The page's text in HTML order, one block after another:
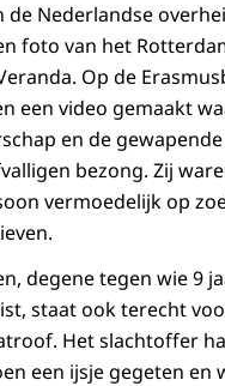
de Nederlandse
foto van het
Op de
een video gemaakt
en de
bezong. Zij
vermoedelijk op
degene tegen wie 9
staat ook terecht
Het slachtoffer
een ijsje gegeten en